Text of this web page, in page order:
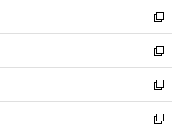
く
で
開
く
ド
ウ
で
開
く
ィ
ン
ド
ウ
で
開
く
新
し
い
ウ
ィ
ン
ド
新
し
い
ウ
ィ
新
し
い
新